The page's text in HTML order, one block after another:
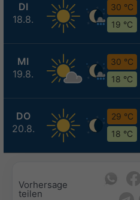
DI
18.8.
30 °C
19 °C
MI
19.8.
30 °C
18 °C
DO
20.8.
29 °C
18 °C
Vorhersage
teilen